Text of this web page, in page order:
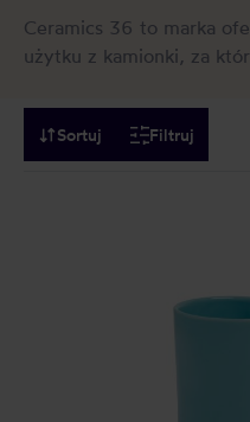
Ceramics 36 to marka
użytku z kamionki, za
Sortuj Filtruj